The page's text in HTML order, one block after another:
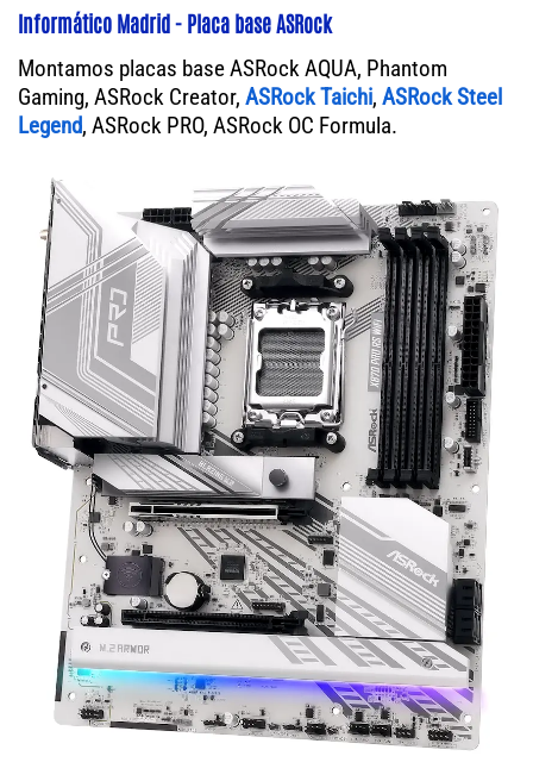
Informático Madrid - Placa base ASRock
Montamos placas base ASRock AQUA, Phantom
Gaming, ASRock Creator, ASRock Taichi, ASRock Steel
Legend, ASRock PRO, ASRock OC Formula.